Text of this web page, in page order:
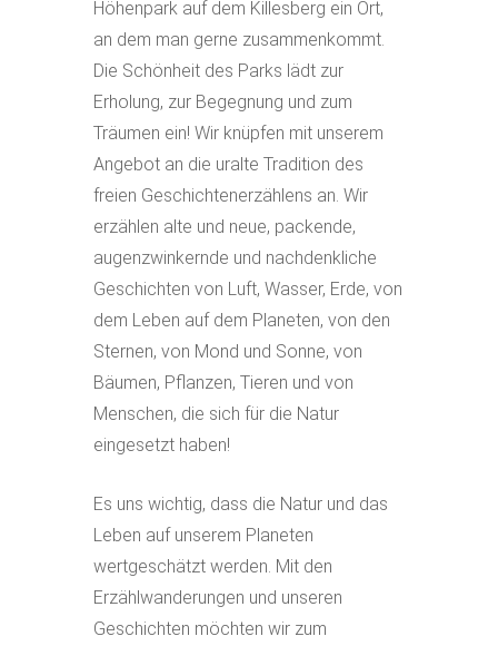
Höhenpark auf dem Killesberg ein Ort,
an dem man gerne zusammenkommt.
Die Schönheit des Parks lädt zur
Erholung, zur Begegnung und zum
Träumen ein! Wir knüpfen mit unserem
Angebot an die uralte Tradition des
freien Geschichtenerzählens an. Wir
erzählen alte und neue, packende,
augenzwinkernde und nachdenkliche
Geschichten von Luft, Wasser, Erde, von
dem Leben auf dem Planeten, von den
Sternen, von Mond und Sonne, von
Bäumen, Pflanzen, Tieren und von
Menschen, die sich für die Natur
eingesetzt haben!
Es uns wichtig, dass die Natur und das
Leben auf unserem Planeten
wertgeschätzt werden. Mit den
Erzählwanderungen und unseren
Geschichten möchten wir zum